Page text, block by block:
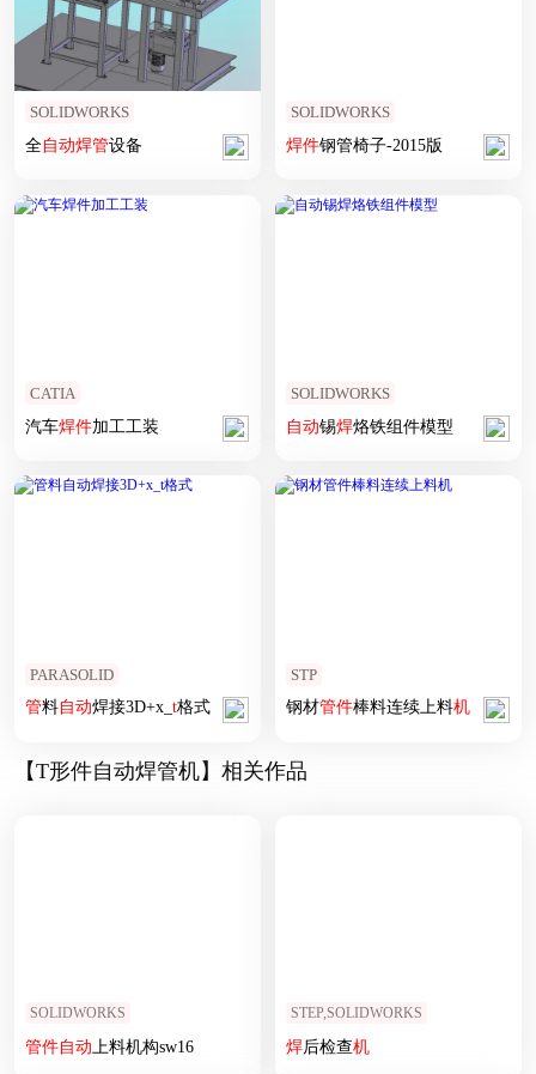
SOLIDWORKS
全自动焊管设备
SOLIDWORKS
焊件钢管椅子-2015版
CATIA
汽车焊件加工工装
SOLIDWORKS
自动锡焊烙铁组件模型
PARASOLID
管料自动焊接3D+x_ t格式
STP
钢材管件棒料连续上料机
【T形件自动焊管机】相关作品
SOLIDWORKS
管件自动 上料机构sw16
STEP,SOLIDWORKS
焊后检查机